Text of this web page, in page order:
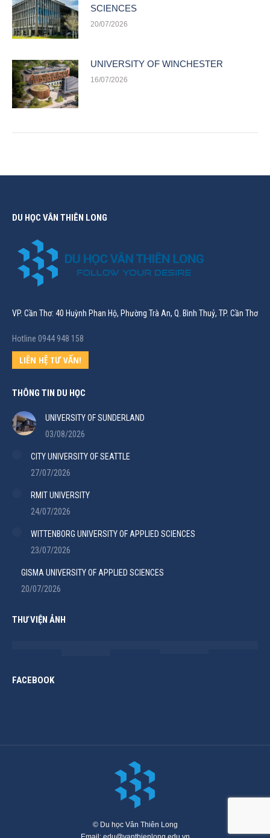
SCIENCES
20/07/2026
UNIVERSITY OF WINCHESTER
16/07/2026
DU HỌC VÂN THIÊN LONG
VP. Cần Thơ: 40 Huỳnh Phan Hộ, Phường Trà An, Q. Bình Thuỷ, TP. Cần Thơ
Hotline 0944 948 158
LIÊN HỆ TƯ VẤN!
THÔNG TIN DU HỌC
UNIVERSITY OF SUNDERLAND
03/08/2026
CITY UNIVERSITY OF SEATTLE
27/07/2026
RMIT UNIVERSITY
24/07/2026
WITTENBORG UNIVERSITY OF APPLIED SCIENCES
23/07/2026
GISMA UNIVERSITY OF APPLIED SCIENCES
20/07/2026
THƯ VIỆN ẢNH
FACEBOOK
© Du học Vân Thiên Long